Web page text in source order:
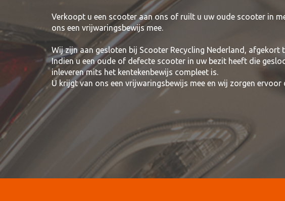
Verkoopt u een scooter aan ons of ruilt u uw oude scooter in
ons een vrijwaringsbewijs mee.
Wij zijn aan gesloten bij Scooter Recycling Nederland, afgekort
Indien u een oude of defecte scooter in uw bezit heeft die
inleveren mits het kentekenbewijs compleet is.
U krijgt van ons een vrijwaringsbewijs mee en wij zorgen